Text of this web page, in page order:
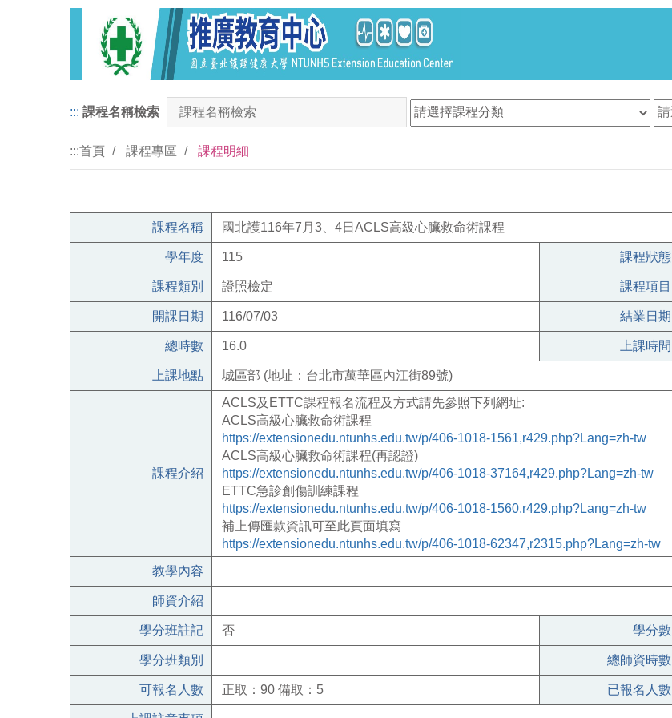
::: 課程名稱檢索
:::首頁 課程專區 課程明細
課程名稱 國北護116年7月3、4日ACLS高級心臟救命術課程
學年度 115 課程狀態
課程類別 證照檢定 課程項目
開課日期 116/07/03 結業日期
總時數 16.0 上課時間
上課地點 城區部 (地址：台北市萬華區內江街89號)
課程介紹
ACLS及 ETTC課程報名流程及方式請先參照下列網址:
ACLS高級心臟救命術課程
https://extensionedu.ntunhs.edu.tw/p/406-1018-1561,r429.php?Lang=zh-tw
ACLS高級心臟救命術課程(再認證)
https://extensionedu.ntunhs.edu.tw/p/406-1018-37164,r429.php?Lang=zh-tw
ETTC急診創傷訓練課程
https://extensionedu.ntunhs.edu.tw/p/406-1018-1560,r429.php?Lang=zh-tw
補上傳匯款資訊可至此頁面填寫
https://extensionedu.ntunhs.edu.tw/p/406-1018-62347,r2315.php?Lang=zh-tw
教學內容
師資介紹
學分班註記 否 學分數
學分班類別 總師資時數
可報名人數 正取：90 備取：5 已報名人數